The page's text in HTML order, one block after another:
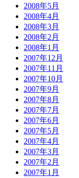
2008年5月
2008年4月
2008年3月
2008年2月
2008年1月
2007年12月
2007年11月
2007年10月
2007年9月
2007年8月
2007年7月
2007年6月
2007年5月
2007年4月
2007年3月
2007年2月
2007年1月